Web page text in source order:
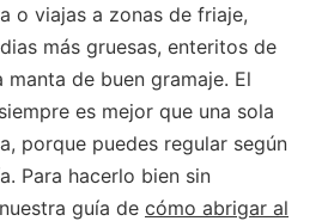
o viajas a zonas de friaje,
más gruesas, enteritos de
manta de buen gramaje. El
es mejor que una sola
porque puedes regular según
Para hacerlo bien sin
guía de cómo abrigar al